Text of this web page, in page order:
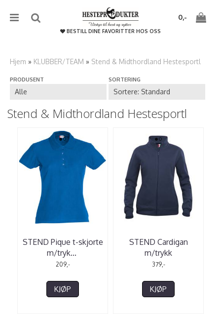
{/literal}����������
0,-
BESTILL DINE FAVORITTER HOS OSS
Hjem » KLUBBER/TEAM » Stend & Midthordland Hestesportl
PRODUSENT SORTERING
Stend & Midthordland Hestesportl
STEND Pique t-skjorte
m/tryk...
209,-
KJØP
STEND Cardigan
m/trykk
379,-
KJØP